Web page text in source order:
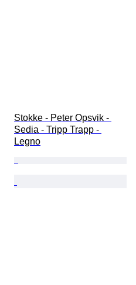
Stokke - Peter Opsvik -
Sedia - Tripp Trapp -
Legno